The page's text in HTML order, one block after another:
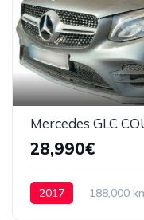
Mercedes GLC
28,990€
2017 188,000